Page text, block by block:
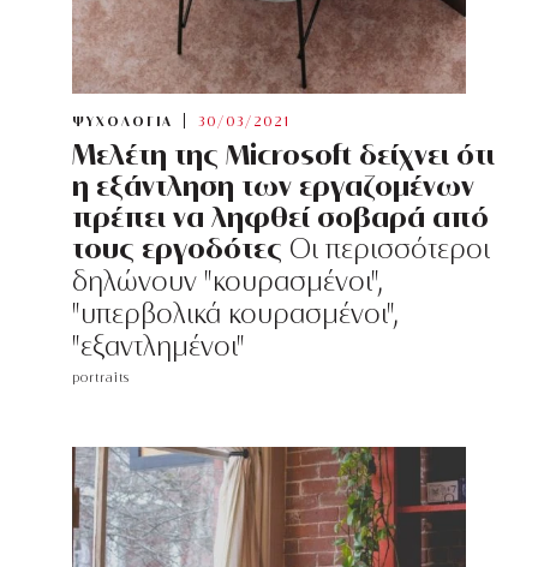
ΨΥΧΟΛΟΓΙΑ 30/03/2021
Μελέτη της Microsoft δείχνει ότι
η εξάντληση των εργαζομένων
πρέπει να ληφθεί σοβαρά από
τους εργοδότες Oι περισσότεροι
δηλώνουν "κουρασμένοι",
"υπερβολικά κουρασμένοι",
"εξαντλημένοι"
portraits